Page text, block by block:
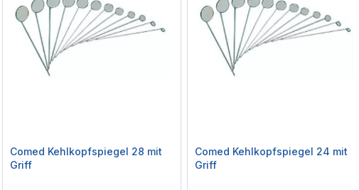
Comed Kehlkopfspiegel 28 mit
Griff
Comed Kehlkopfspiegel 24 mit
Griff